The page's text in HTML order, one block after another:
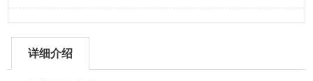
详细介绍